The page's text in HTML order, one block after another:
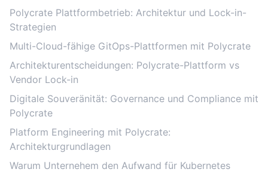
Polycrate Plattformbetrieb: Architektur und Lock-in-
Strategien
Multi-Cloud-fähige GitOps-Plattformen mit Polycrate
Architekturentscheidungen: Polycrate-Plattform vs
Vendor Lock-in
Digitale Souveränität: Governance und Compliance mit
Polycrate
Platform Engineering mit Polycrate:
Architekturgrundlagen
Warum Unternehem den Aufwand für Kubernetes